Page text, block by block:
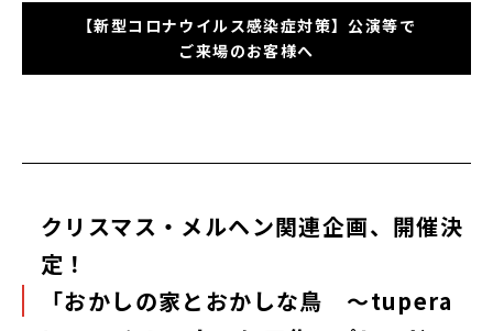
【新型コロナウイルス感染症対策】公演等で
ご来場のお客様へ
クリスマス・メルヘン関連企画、開催決
定！
「おかしの家とおかしな鳥 ～tupera